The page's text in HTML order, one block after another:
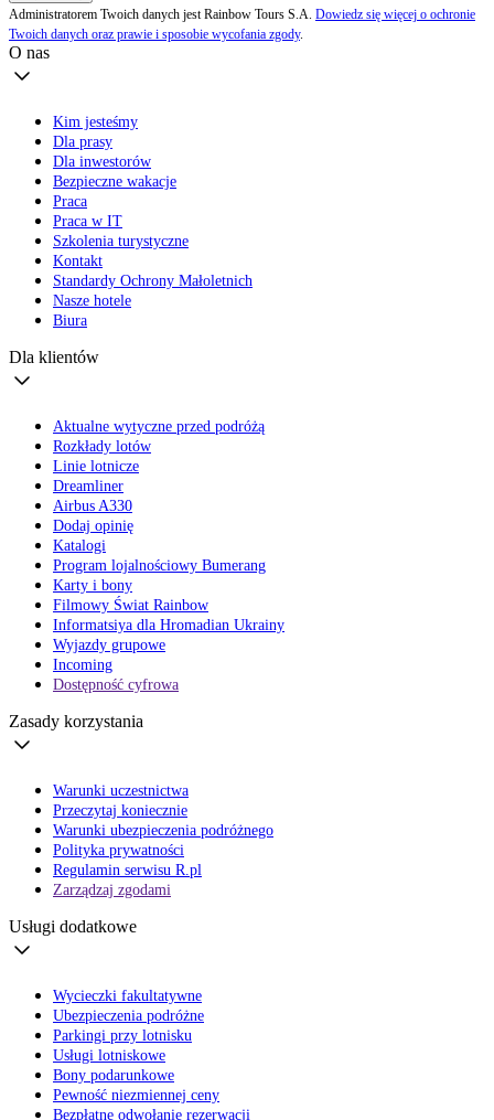
Administratorem Twoich danych jest Rainbow Tours S.A. Dowiedz się więcej o ochronie
Twoich danych oraz prawie i sposobie wycofania zgody.
O nas
Kim jesteśmy
Dla prasy
Dla inwestorów
Bezpieczne wakacje
Praca
Praca w IT
Szkolenia turystyczne
Kontakt
Standardy Ochrony Małoletnich
Nasze hotele
Biura
Dla klientów
Aktualne wytyczne przed podróżą
Rozkłady lotów
Linie lotnicze
Dreamliner
Airbus A330
Dodaj opinię
Katalogi
Program lojalnościowy Bumerang
Karty i bony
Filmowy Świat Rainbow
Informatsiya dla Hromadian Ukrainy
Wyjazdy grupowe
Incoming
Dostępność cyfrowa
Zasady korzystania
Warunki uczestnictwa
Przeczytaj koniecznie
Warunki ubezpieczenia podróżnego
Polityka prywatności
Regulamin serwisu R.pl
Zarządzaj zgodami
Usługi dodatkowe
Wycieczki fakultatywne
Ubezpieczenia podróżne
Parkingi przy lotnisku
Usługi lotniskowe
Bony podarunkowe
Pewność niezmiennej ceny
Bezpłatne odwołanie rezerwacji